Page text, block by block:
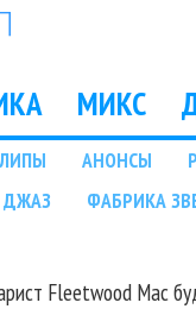
МИКС
АНОНСЫ
ДЖАЗ ФАБРИКА
Fleetwood Mac